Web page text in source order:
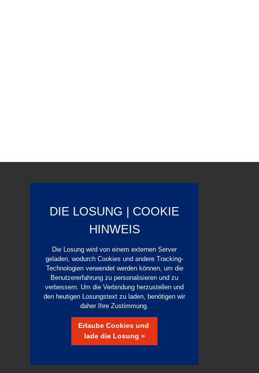
DIE LOSUNG | COOKIE
HINWEIS
Die Losung wird von einem externen Server
geladen, wodurch Cookies und andere Tracking-
Technologien verwendet werden können, um die
Benutzererfahrung zu personalisieren und zu
verbessern. Um die Verbindung herzustellen und
den heutigen Losungstext zu laden, benötigen wir
daher Ihre Zustimmung.
Erlaube Cookies und
lade die Losung »